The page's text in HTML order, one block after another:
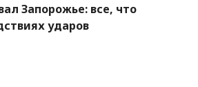
Запорожье: все, что
ударов